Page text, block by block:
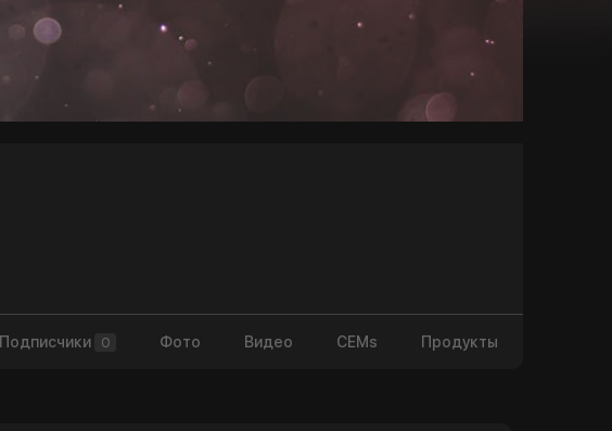
Подписчики 0 Фото Видео CEMs Продукты